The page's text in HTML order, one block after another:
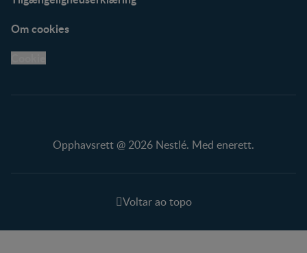
Om cookies
Opphavsrett @ 2026 Nestlé. Med enerett.
Voltar ao topo